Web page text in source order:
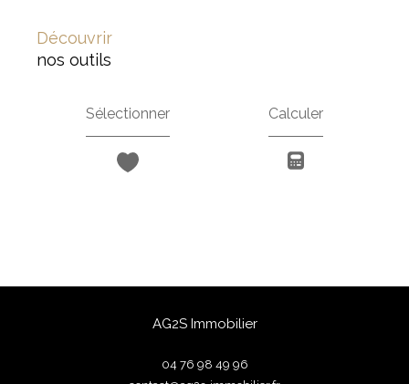
découvrir
nos outils
Sélectionner Calculer
AG2S Immobilier
04 76 98 49 96